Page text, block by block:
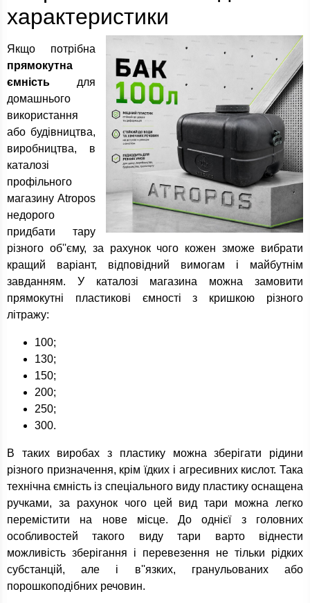
характеристики
Якщо потрібна
прямокутна
ємність для
домашнього
використання
або будівництва,
виробництва, в
каталозі
профільного
магазину Atropos
недорого
придбати тару
різного об''єму, за рахунок чого кожен зможе вибрати
кращий варіант, відповідний вимогам і майбутнім
завданням. У каталозі магазина можна замовити
прямокутні пластикові ємності з кришкою різного
літражу:
100;
130;
150;
200;
250;
300.
В таких виробах з пластику можна зберігати рідини
різного призначення, крім їдких і агресивних кислот. Така
технічна ємність із спеціального виду пластику оснащена
ручками, за рахунок чого цей вид тари можна легко
перемістити на нове місце. До однієї з головних
особливостей такого виду тари варто віднести
можливість зберігання і перевезення не тільки рідких
субстанцій, але і в''язких, гранульованих або
порошкоподібних речовин.